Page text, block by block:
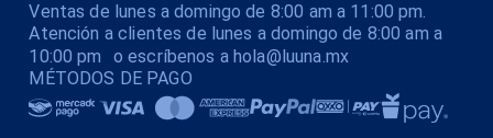
Ventas de lunes a domingo de 8:00 am a 11:00 pm.
Atención a clientes de lunes a domingo de 8:00 am a
10:00 pm o escríbenos a hola@luuna.mx
MÉTODOS DE PAGO